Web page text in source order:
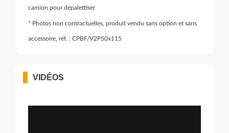
camion pour dépalettiser
* Photos non contractuelles, produit vendu sans option et sans
accessoire, réf. : CPBF/V2P50x115
VIDÉOS